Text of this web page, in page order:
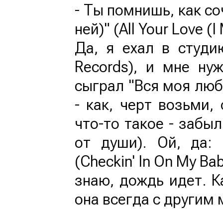
- Ты помнишь, как
ней)" (All Your Love (I
Да, я ехал в
Records), и мне
сыграл "Вся моя
- как, черт
что-то такое -
от души). Ой, да:
(Checkin' In On My
знаю, дождь идет.
она всегда с